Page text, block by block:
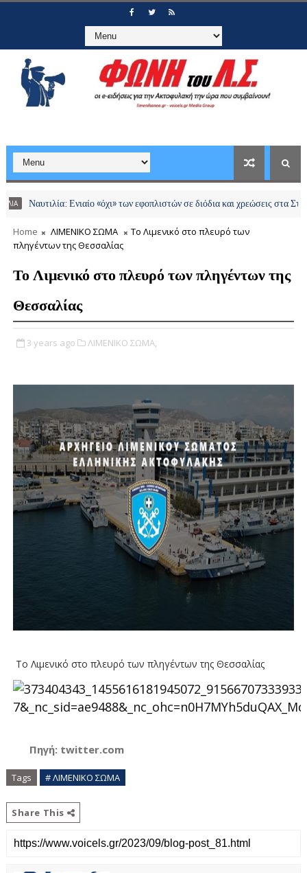
Ενιαίο «όχι» των εφοπλιστών σε διόδια και χρεώσεις στα Στενά του
Home ΛΙΜΕΝΙΚΟ ΣΩΜΑ
Το Λιμενικό στο πλευρό των
πληγέντων της Θεσσαλίας
Το Λιμενικό στο πλευρό των πληγέντων της
Θεσσαλίας
3 years ago ΛΙΜΕΝΙΚΟ ΣΩΜΑ,
Το Λιμενικό στο πλευρό των πληγέντων της Θεσσαλίας
Πηγή: twitter.com
Tags # ΛΙΜΕΝΙΚΟ ΣΩΜΑ
Share This